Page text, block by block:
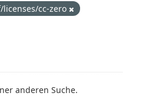
cc-zero
anderen Suche.